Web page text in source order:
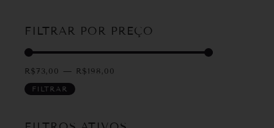
FILTRAR POR PREÇO
R$73,00 — R$198,00
FILTRAR